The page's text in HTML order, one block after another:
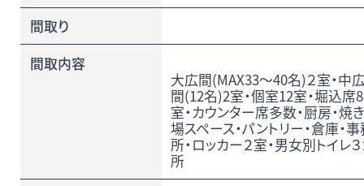
間取り
間取内容
大広間(MAX33～40名)２室・中
間(12名)2室・個室12室・堀込席8
室・カウンター席多数・厨房・焼
場スペース・パントリー・倉庫・
所・ロッカー２室・男女別トイレ
所